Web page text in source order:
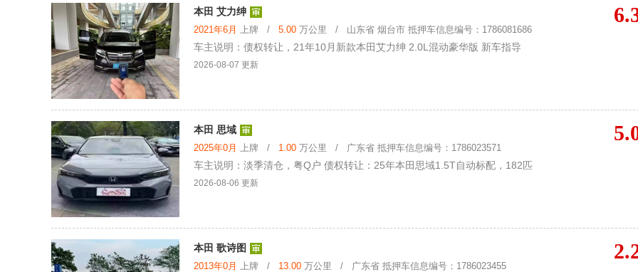
本田 艾力绅
2021年6月 上牌 / 5.00 万公里 / 山东省 烟台市 抵押车信息编号：1786081686
车主说明：债权转让，21年10月新款本田艾力绅 2.0L混动豪华版 新车指导
2026-08-07 更新
本田 思域
2025年0月 上牌 / 1.00 万公里 / 广东省 抵押车信息编号：1786023571
车主说明：淡季清仓，粤Q户 债权转让：25年本田思域1.5T自动标配，182匹
2026-08-06 更新
本田 歌诗图
2013年0月 上牌 / 13.00 万公里 / 广东省 抵押车信息编号：1786023455